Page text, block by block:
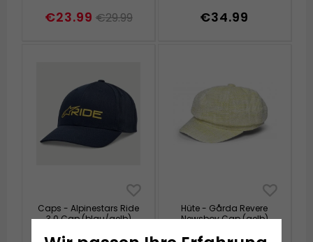
€23.99 €29.99 €34.99
Caps - Alpinestars Ride
3.0 Cap (blau/gelb)
Hüte - Gårda Revere
Newsboy Cap (gelb)